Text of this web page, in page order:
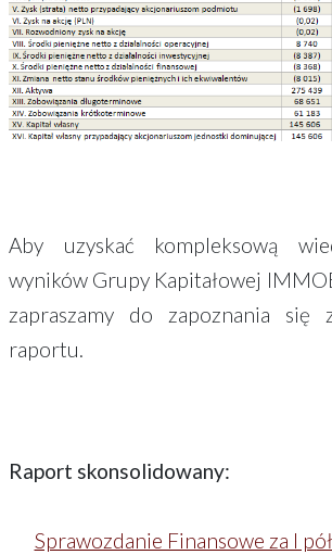
Aby uzyskać kompleksową
wyników Grupy Kapitałowej
zapraszamy do zapoznania się
raportu.
Raport skonsolidowany:
Sprawozdanie Finansowe za I